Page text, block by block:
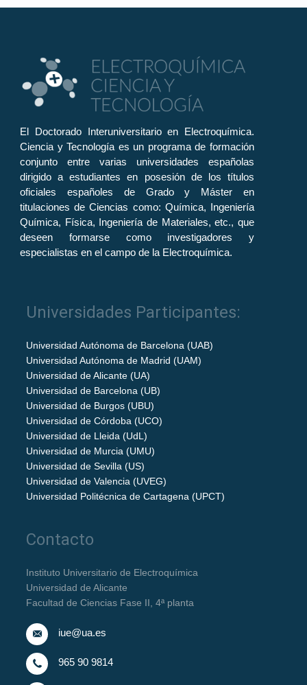
El Doctorado Interuniversitario en Electroquímica.
Ciencia y Tecnología es un programa de formación
conjunto entre varias universidades españolas
dirigido a estudiantes en posesión de los títulos
oficiales españoles de Grado y Máster en
titulaciones de Ciencias como: Química, Ingeniería
Química, Física, Ingeniería de Materiales, etc., que
deseen formarse como investigadores y
especialistas en el campo de la Electroquímica.
Universidades Participantes:
Universidad Autónoma de Barcelona (UAB)
Universidad Autónoma de Madrid (UAM)
Universidad de Alicante (UA)
Universidad de Barcelona (UB)
Universidad de Burgos (UBU)
Universidad de Córdoba (UCO)
Universidad de Lleida (UdL)
Universidad de Murcia (UMU)
Universidad de Sevilla (US)
Universidad de Valencia (UVEG)
Universidad Politécnica de Cartagena (UPCT)
Contacto
Instituto Universitario de Electroquímica
Universidad de Alicante
Facultad de Ciencias Fase II, 4ª planta
iue@ua.es
965 90 9814